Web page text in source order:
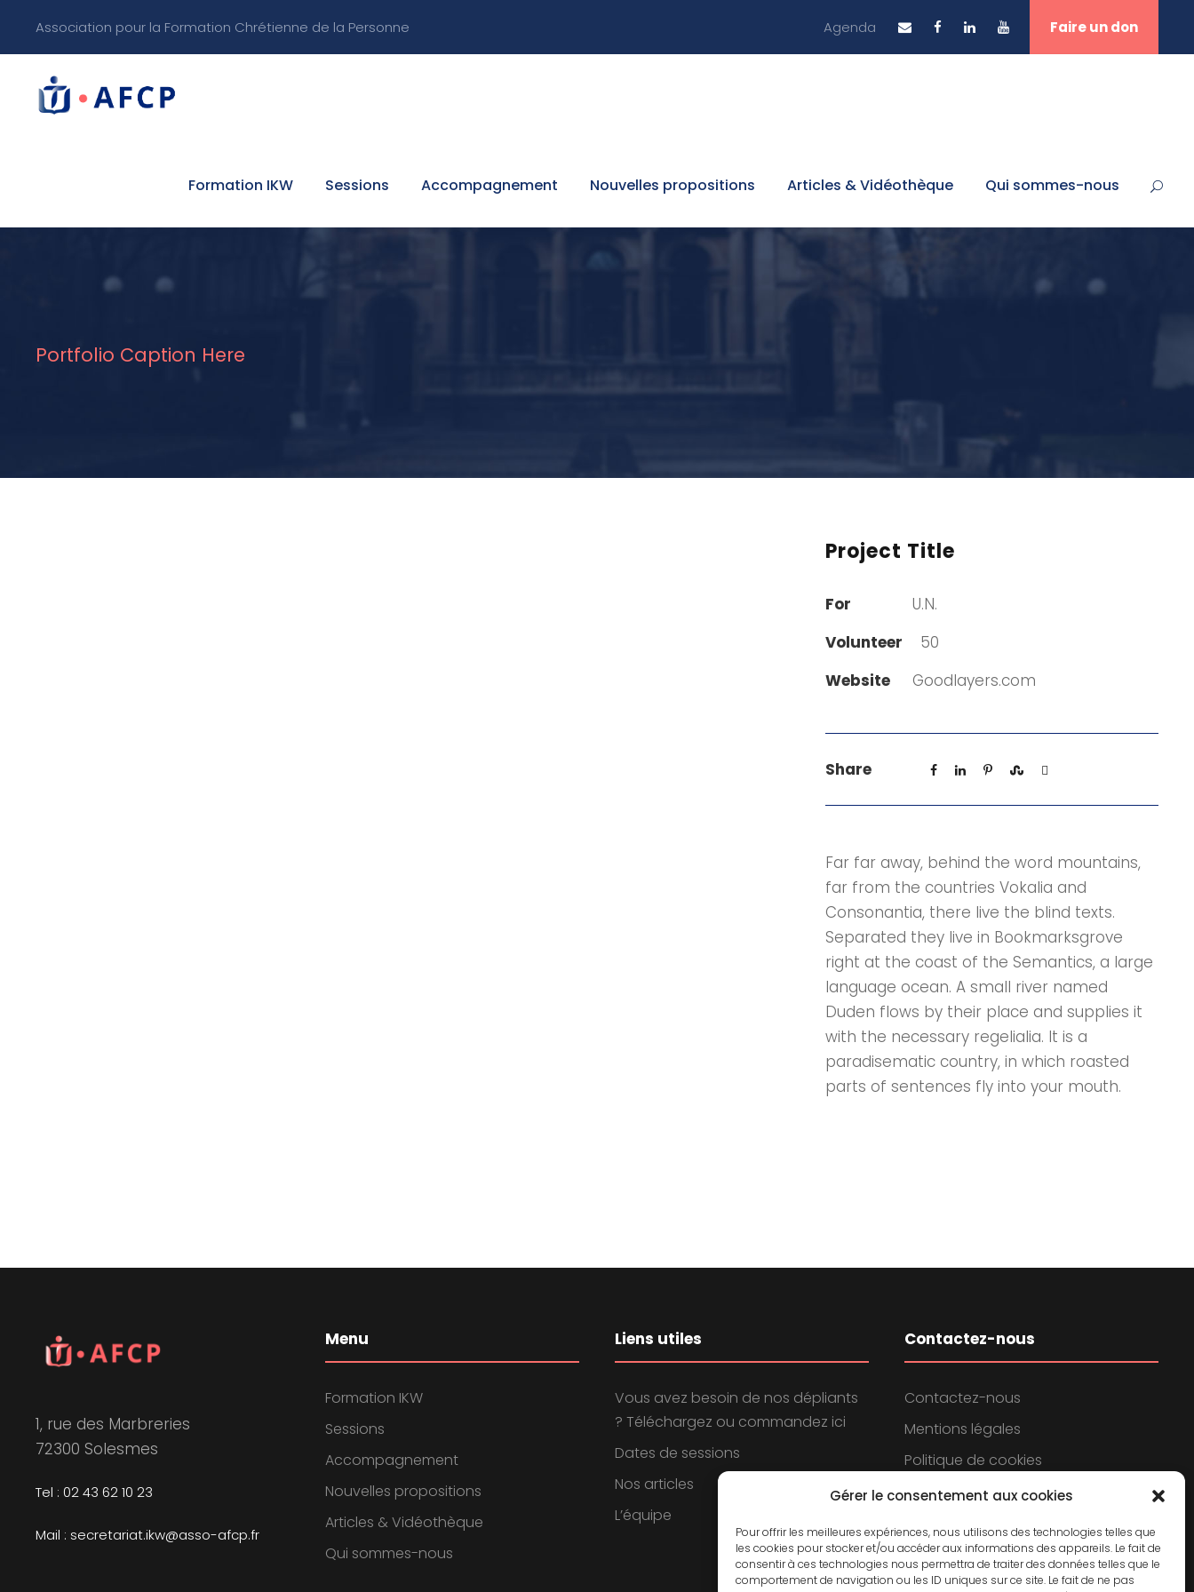
Gérer le consentement aux cookies
Pour offrir les meilleures expériences, nous utilisons des technologies telles que
les cookies pour stocker et/ou accéder aux informations des appareils. Le fait de
consentir à ces technologies nous permettra de traiter des données telles que le
comportement de navigation ou les ID uniques sur ce site. Le fait de ne pas
Association pour la Formation Chrétienne de la Personne Agenda Faire un don
Formation IKW Sessions Accompagnement Nouvelles propositions Articles & Vidéothèque Qui sommes-nous
Portfolio Caption Here
Project Title
For
U.N.
Volunteer
50
Website
Goodlayers.com
Share
Far far away, behind the word mountains,
far from the countries Vokalia and
Consonantia, there live the blind texts.
Separated they live in Bookmarksgrove
right at the coast of the Semantics, a large
language ocean. A small river named
Duden flows by their place and supplies it
with the necessary regelialia. It is a
paradisematic country, in which roasted
parts of sentences fly into your mouth.
1, rue des Marbreries
72300 Solesmes
Tel : 02 43 62 10 23
Mail : secretariat.ikw@asso-afcp.fr
Menu
Formation IKW
Sessions
Accompagnement
Nouvelles propositions
Articles & Vidéothèque
Qui sommes-nous
Liens utiles
Vous avez besoin de nos dépliants
? Téléchargez ou commandez ici
Dates de sessions
Nos articles
L’équipe
Contactez-nous
Contactez-nous
Mentions légales
Politique de cookies
Politique de confidentialité